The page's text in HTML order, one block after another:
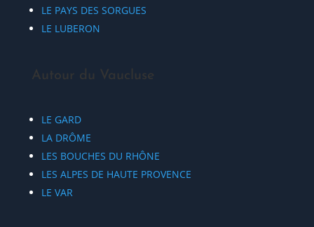
LE PAYS DES SORGUES
LE LUBERON
Autour du Vaucluse
LE GARD
LA DRÔME
LES BOUCHES DU RHÔNE
LES ALPES DE HAUTE PROVENCE
LE VAR